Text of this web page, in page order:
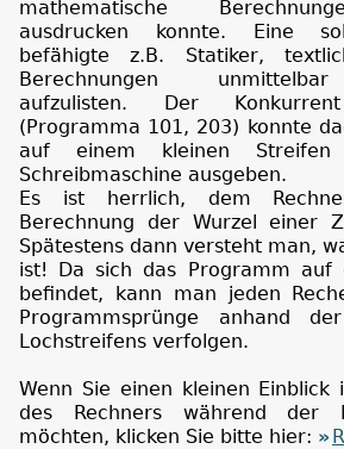
mathematische
ausdrucken konnte. Eine
befähigte z.B. Statiker,
Berechnungen
aufzulisten. Der
(Programma 101, 203) konnte
auf einem kleinen
Schreibmaschine ausgeben.
Es ist herrlich, dem
Berechnung der Wurzel einer
Spätestens dann versteht man,
ist! Da sich das Programm auf
befindet, kann man jeden
Programmsprünge anhand
Lochstreifens verfolgen.
Wenn Sie einen kleinen Einblick
des Rechners während der
möchten, klicken Sie bitte hier: